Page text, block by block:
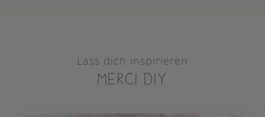
Lass dich inspirieren
merci diy